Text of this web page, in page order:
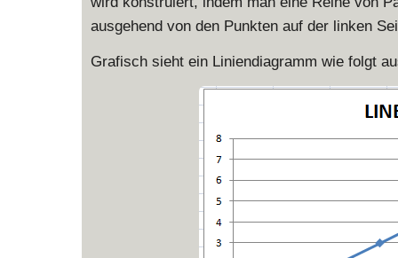
ausgehend von den Punkten auf der linken
Grafisch sieht ein Liniendiagramm wie folgt